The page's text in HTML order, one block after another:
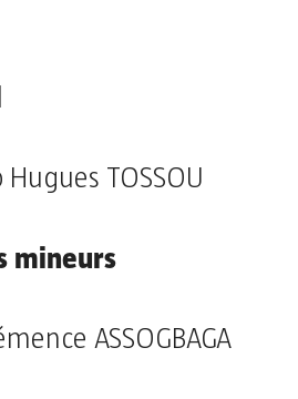
TOSSOU
mineurs
ASSOGBAGA